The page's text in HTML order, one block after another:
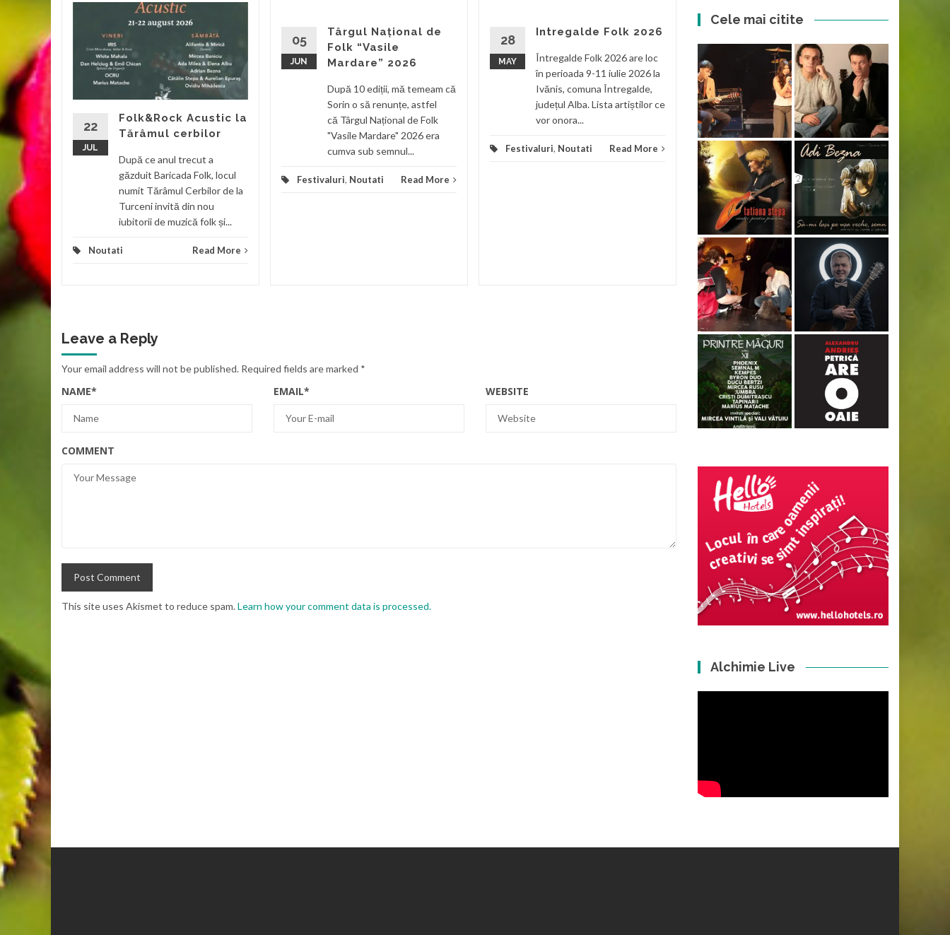
Chira
More
22
JUL
Folk&Rock Acustic la
Tărâmul cerbilor
După ce anul trecut a
găzduit Baricada Folk, locul
numit Tărâmul Cerbilor de la
Turceni invită din nou
iubitorii de muzică folk și...
Noutati Read More
05
JUN
Târgul Național de
Folk “Vasile
Mardare” 2026
După 10 ediții, mă temeam că
Sorin o să renunțe, astfel
că Târgul Național de Folk
"Vasile Mardare" 2026 era
cumva sub semnul...
Festivaluri, Noutati Read More
28
MAY
Intregalde Folk 2026
Întregalde Folk 2026 are loc
în perioada 9-11 iulie 2026 la
Ivănis, comuna Întregalde,
județul Alba. Lista artiștilor ce
vor onora...
Festivaluri, Noutati Read More
29
Dacii liberi
Pe cei de la Dacii liberi cred
că i-am văzut prima dată la
Tecuci acum vreo 4-5 ani și
recunosc că nu m-au
impresionat. Erau multe...
Noutati Read More
Leave a Reply
Your email address will not be published. Required fields are marked *
NAME* EMAIL* WEBSITE
COMMENT
This site uses Akismet to reduce spam.Learn how your comment data is processed.
Cele mai citite
Alchimie Live